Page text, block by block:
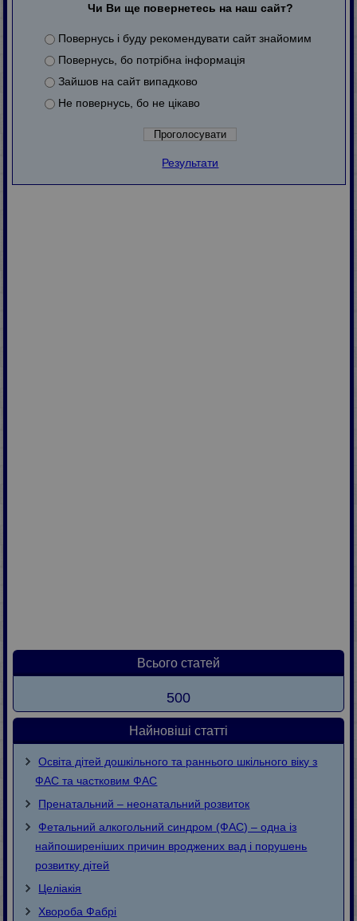
Чи Ви ще повернетесь на наш сайт?
Повернусь і буду рекомендувати сайт знайомим
Повернусь, бо потрібна інформація
Зайшов на сайт випадково
Не повернусь, бо не цікаво
Результати
Всього статей
500
Найновіші статті
Освіта дітей дошкільного та раннього шкільного віку з
ФАС та частковим ФАС
Пренатальний – неонатальний розвиток
Фетальний алкогольний синдром (ФАС) – одна із
найпоширеніших причин вроджених вад і порушень
розвитку дітей
Целіакія
Хвороба Фaбpi